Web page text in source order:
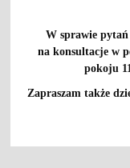
W sprawie pytań
na konsultacje w
pokoju
Zapraszam także